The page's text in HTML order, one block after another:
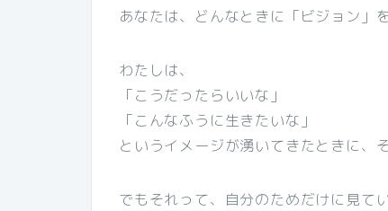
あなたは、どんなときに「ビジョン」
わたしは、
「こうだったらいいな」
「こんなふうに生きたいな」
というイメージが湧いてきたときに、
でもそれって、自分のためだけに見て